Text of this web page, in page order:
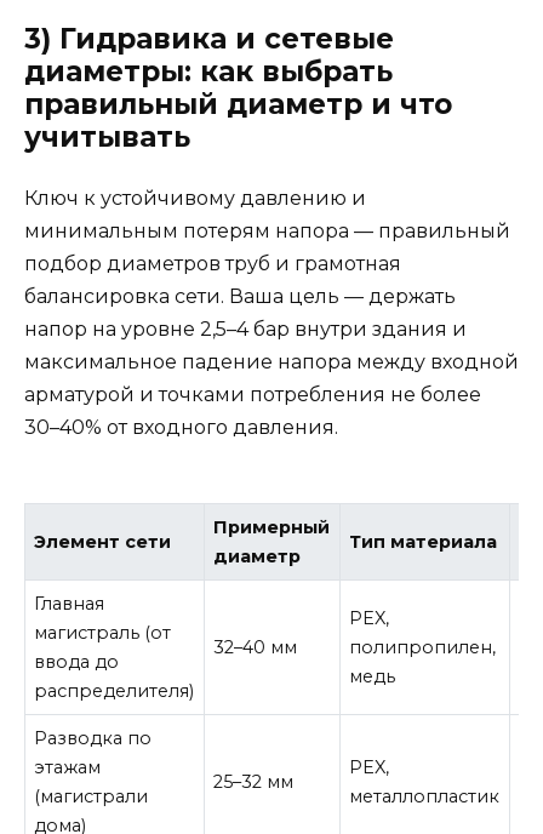
3) Гидравика и сетевые
диаметры: как выбрать
правильный диаметр и что
учитывать
Ключ к устойчивому давлению и
минимальным потерям напора — правильный
подбор диаметров труб и грамотная
балансировка сети. Ваша цель — держать
напор на уровне 2,5–4 бар внутри здания и
максимальное падение напора между входной
арматурой и точками потребления не более
30–40% от входного давления.
Элемент сети
Примерный
диаметр
Тип материала
Главная
магистраль (от
ввода до
распределителя)
32–40 мм
PEX,
полипропилен,
медь
Разводка по
этажам
(магистрали
дома)
25–32 мм
PEX,
металлопластик